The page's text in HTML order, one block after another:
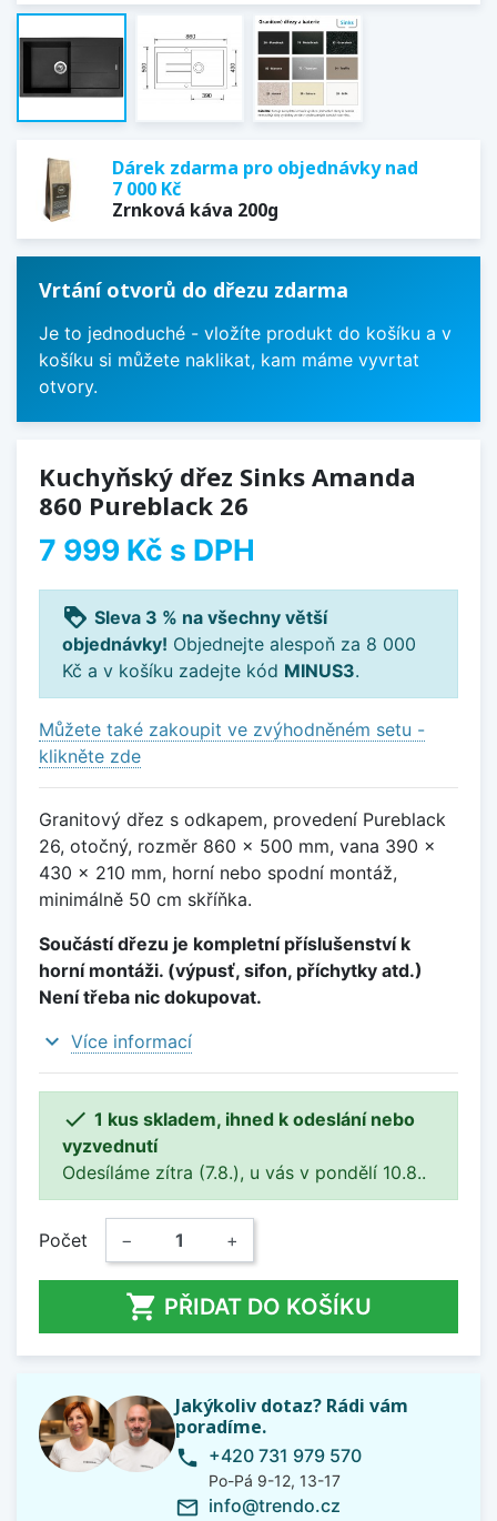
Dárek zdarma pro objednávky nad
7 000 Kč
Zrnková káva 200g
Vrtání otvorů do dřezu zdarma
Je to jednoduché - vložíte produkt do košíku a v
košíku si můžete naklikat, kam máme vyvrtat
otvory.
Kuchyňský dřez Sinks Amanda
860 Pureblack 26
7 999 Kč s DPH
loyalty Sleva 3 % na všechny větší
objednávky! Objednejte alespoň za 8 000
Kč a v košíku zadejte kód MINUS3.
Můžete také zakoupit ve zvýhodněném setu -
klikněte zde
Granitový dřez s odkapem, provedení Pureblack
26, otočný, rozměr 860 x 500 mm, vana 390 x
430 x 210 mm, horní nebo spodní montáž,
minimálně 50 cm skříňka.
Součástí dřezu je kompletní příslušenství k
horní montáži. (výpusť, sifon, příchytky atd.)
Není třeba nic dokupovat.
expand_more Více informací
 1 kus skladem, ihned k odeslání nebo
vyzvednutí
Odesíláme zítra (7.8.), u vás v pondělí 10.8..
Počet − +
 PŘIDAT DO KOŠÍKU
Jakýkoliv dotaz? Rádi vám
poradíme.
phone +420 731 979 570
Po-Pá 9-12, 13-17
mail_outline info@trendo.cz